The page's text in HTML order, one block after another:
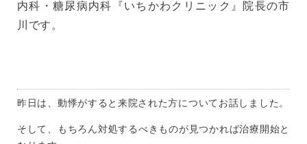
内科・糖尿病内科『いちかわクリニック』院長の市
川です。
昨日は、動悸がすると来院された方についてお話しました。
そして、もちろん対処するべきものが見つかれば治療開始と